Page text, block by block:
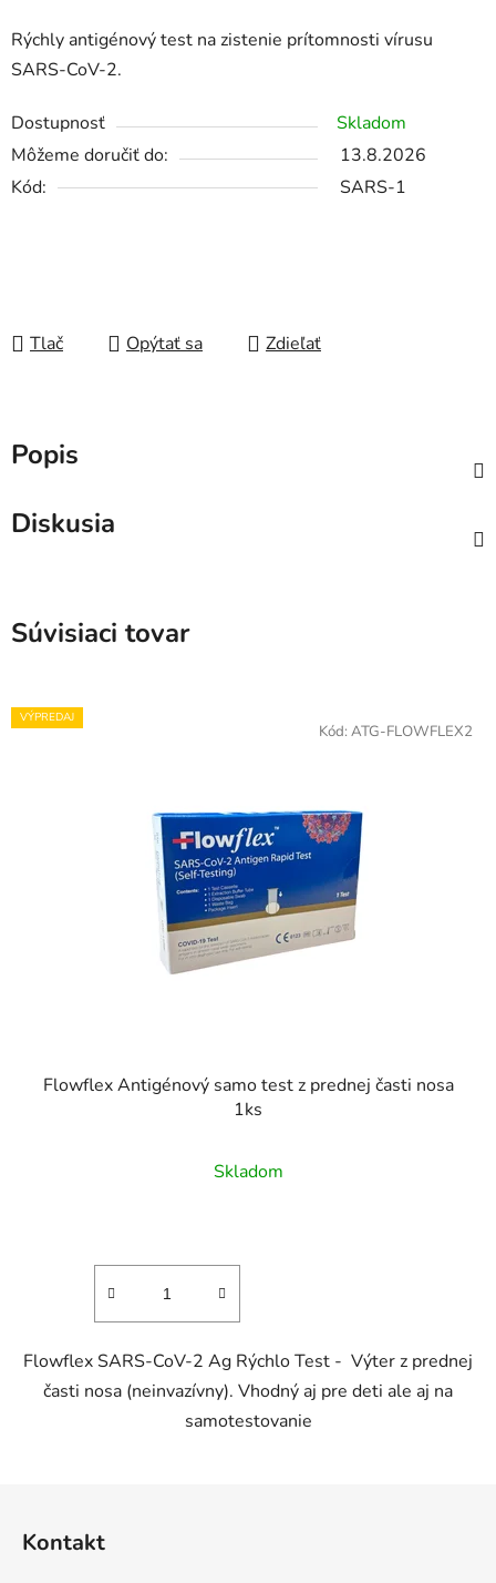
Rýchly antigénový test na zistenie prítomnosti vírusu
SARS-CoV-2.
Dostupnosť
Skladom
Môžeme doručiť do:
13.8.2026
Kód:
SARS-1
Tlač Opýtať sa Zdieľať
Popis
Diskusia
Súvisiaci tovar
VÝPREDAJ
Flowflex Antigénový samo test z prednej časti nosa
1ks
hodnotenie
hviezdičiek.
Skladom
Flowflex SARS-CoV-2 Ag Rýchlo Test - Výter z prednej
časti nosa (neinvazívny). Vhodný aj pre deti ale aj na
samotestovanie
Kód: ATG-FLOWFLEX2
Kontakt